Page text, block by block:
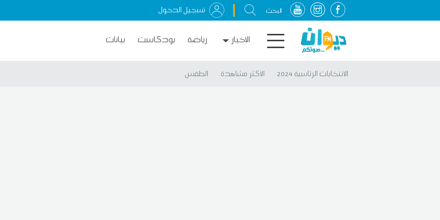
تسجيل الدخول
الاخبار رياضة بودكاست بيانات
الانتخابات الرئاسية 2024 الأكثر مشاهدة الطقس